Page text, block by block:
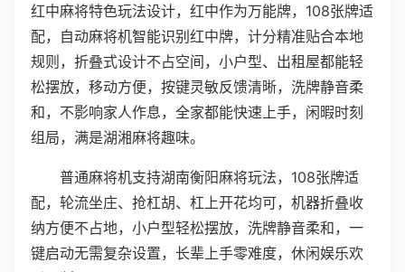
红中麻将特色玩法设计，红中作为万能牌，108张牌适
配，自动麻将机智能识别红中牌，计分精准贴合本地
规则，折叠式设计不占空间，小户型、出租屋都能轻
松摆放，移动方便，按键灵敏反馈清晰，洗牌静音柔
和，不影响家人作息，全家都能快速上手，闲暇时刻
组局，满是湖湘麻将趣味。
普通麻将机支持湖南衡阳麻将玩法，108张牌适
配，轮流坐庄、抢杠胡、杠上开花均可，机器折叠收
纳方便不占地，小户型轻松摆放，洗牌静音柔和，一
键启动无需复杂设置，长辈上手零难度，休闲娱乐欢